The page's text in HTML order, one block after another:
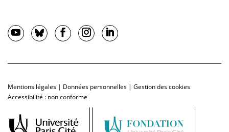
Mentions légales | Données personnelles | Gestion des cookies
Accessibilité : non conforme